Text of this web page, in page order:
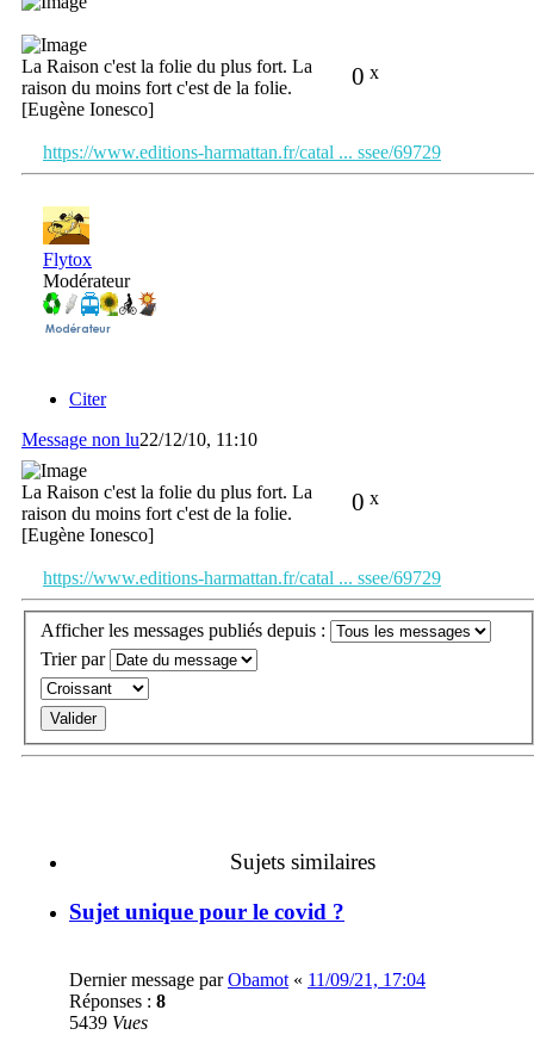
0 x
La Raison c'est la folie du plus fort. La
raison du moins fort c'est de la folie.
[Eugène Ionesco]
https://www.editions-harmattan.fr/catal ... ssee/69729
Flytox
Modérateur
Citer
Message non lu22/12/10, 11:10
0 x
La Raison c'est la folie du plus fort. La
raison du moins fort c'est de la folie.
[Eugène Ionesco]
https://www.editions-harmattan.fr/catal ... ssee/69729
Afficher les messages publiés depuis :
Trier par
Sujets similaires
Sujet unique pour le covid ?
Dernier message parObamot « 11/09/21, 17:04
Réponses : 8
5439 Vues